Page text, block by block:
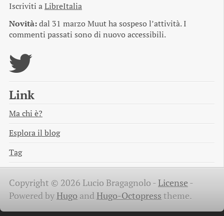
Iscriviti aLibreItalia
Novità:dal 31 marzo Muut ha sospeso l’attività. I
commenti passati sono di nuovo accessibili.
Link
Ma chi è?
Esplora il blog
Tag
Copyright © 2026 Lucio Bragagnolo -License -
Powered byHugo and Hugo-Octopress theme.